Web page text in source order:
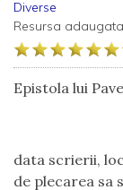
Diverse
Resursa
Epistola lui
data scrierii,
de plecarea sa